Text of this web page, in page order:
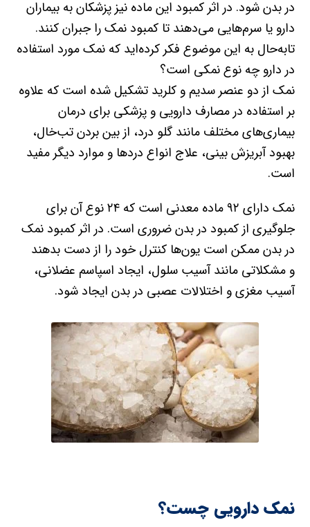
در بدن شود. در اثر کمبود این ماده نیز پزشکان به بیماران
دارو یا سرم‌هایی می‌دهند تا کمبود نمک را جبران کنند.
تابه‌حال به این موضوع فکر کرده‌اید که نمک مورد استفاده
در دارو چه نوع نمکی است؟
نمک از دو عنصر سدیم و کلرید تشکیل شده است که علاوه
بر استفاده در مصارف دارویی و پزشکی برای درمان
بیماری‌های مختلف مانند گلو درد، از بین بردن تب‌خال،
بهبود آبریزش بینی، علاج انواع دردها و موارد دیگر مفید
است.
نمک دارای ۹۲ ماده معدنی است که ۲۴ نوع آن برای
جلوگیری از کمبود در بدن ضروری است. در اثر کمبود نمک
در بدن ممکن است یون‌ها کنترل خود را از دست بدهند
و مشکلاتی مانند آسیب سلول، ایجاد اسپاسم عضلانی،
آسیب مغزی و اختلالات عصبی در بدن ایجاد شود.
نمک دارویی چست؟